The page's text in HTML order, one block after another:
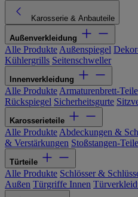
Karosserie & Anbauteile
Außenverkleidung
Alle Produkte Außenspiegel
Kühlergrills Seitenschweller
Innenverkleidung
Alle Produkte Armaturenbrett-Teile
Rückspiegel Sicherheitsgurte
Karosserieteile
Alle Produkte Abdeckungen &
& Verstärkungen Stoßstangen-Teile
Türteile
Alle Produkte Schlösser &
Außen Türgriffe Innen